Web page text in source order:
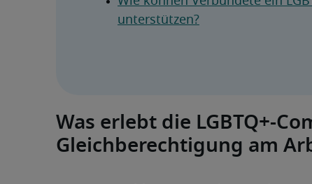
unterstützen?
Was erlebt die LGBTQ+-
Gleichberechtigung am